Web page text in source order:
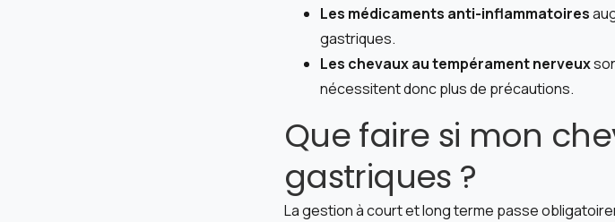
Les médicaments anti-inflammatoires
gastriques.
Les chevaux au tempérament nerveux
nécessitent donc plus de précautions.
Que faire si mon
gastriques ?
La gestion à court et long terme passe